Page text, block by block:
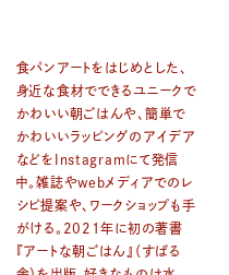
食パンアートをはじめとした、
身近な食材でできるユニークで
かわいい朝ごはんや、簡単で
かわいいラッピングのアイデア
などをInstagramにて発信
中。雑誌やwebメディアでのレ
シピ提案や、ワークショップも手
がける。2021年に初の著書
『アートな朝ごはん』（すばる